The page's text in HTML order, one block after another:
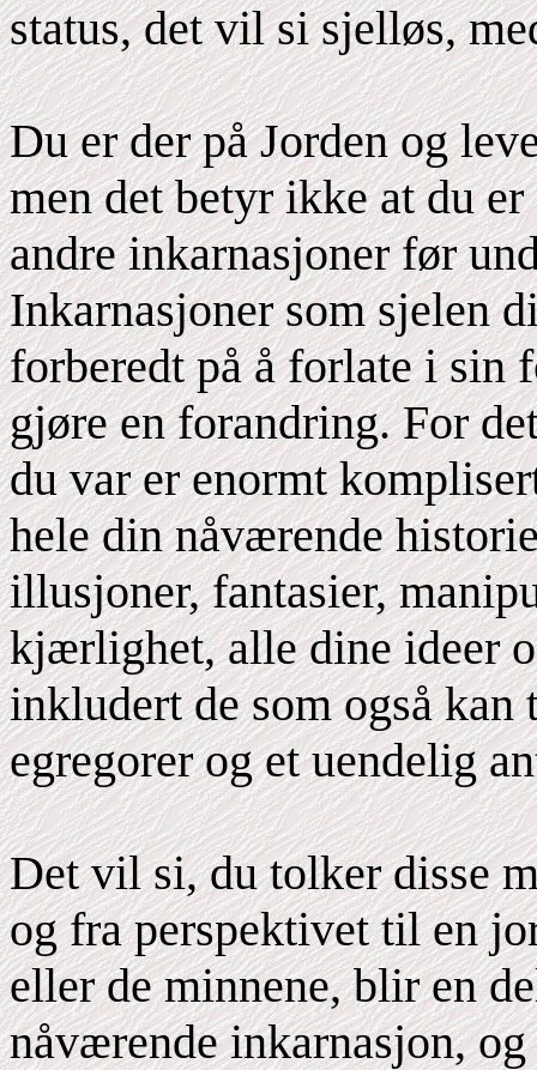
status, det vil si sjelløs,
Du er der på Jorden og
men det betyr ikke at du
andre inkarnasjoner før
Inkarnasjoner som sjelen
forberedt på å forlate i sin
gjøre en forandring. For
du var er enormt
hele din nåværende
illusjoner, fantasier,
kjærlighet, alle dine ideer
inkludert de som også kan
egregorer og et uendelig
Det vil si, du tolker disse
og fra perspektivet til en
eller de minnene, blir en
nåværende inkarnasjon,